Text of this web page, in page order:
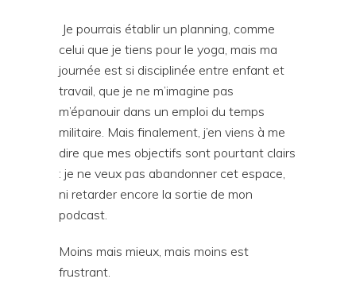
Je pourrais établir un planning, comme
celui que je tiens pour le yoga, mais ma
journée est si disciplinée entre enfant et
travail, que je ne m’imagine pas
m’épanouir dans un emploi du temps
militaire. Mais finalement, j’en viens à me
dire que mes objectifs sont pourtant clairs
: je ne veux pas abandonner cet espace,
ni retarder encore la sortie de mon
podcast.
Moins mais mieux, mais moins est
frustrant.